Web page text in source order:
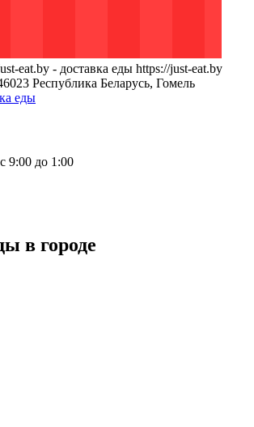
eat.by - доставка еды https://just-eat.by
Республика Беларусь, Гомель
еды
с 9:00 до 1:00
в городе